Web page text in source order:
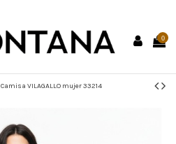
0
Camisa VILAGALLO mujer 33214